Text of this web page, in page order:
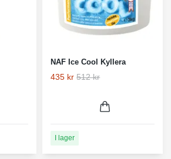
NAF Ice Cool Kyllera
435 kr 512 kr
I lager